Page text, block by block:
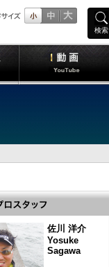
検索
佐川 洋介
Yosuke
Sagawa